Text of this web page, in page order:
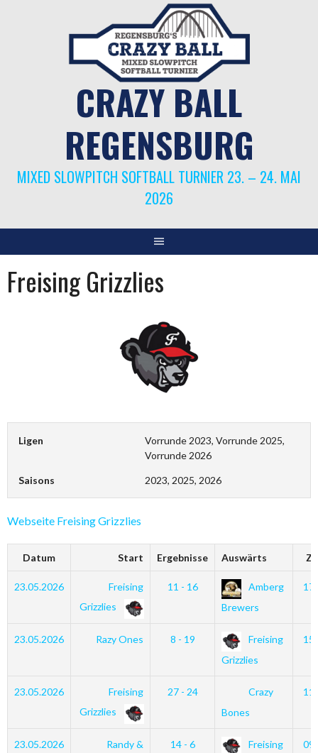
CRAZY BALL
REGENSBURG
MIXED SLOWPITCH SOFTBALL TURNIER 23. – 24. MAI
2026
Freising Grizzlies
Ligen
Vorrunde 2023, Vorrunde 2025,
Vorrunde 2026
Saisons 2023, 2025, 2026
Webseite Freising Grizzlies
Datum Start Ergebnisse Auswärts
23.05.2026
Freising
Grizzlies
11 - 16
Amberg
Brewers
23.05.2026 Razy Ones 8 - 19
Freising
Grizzlies
23.05.2026
Freising
Grizzlies
27 - 24
Crazy
Bones
23.05.2026
Randy &
14 - 6
Freising